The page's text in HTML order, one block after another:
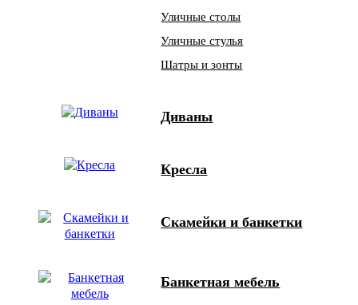
Уличные столы
Уличные стулья
Шатры и зонты
Диваны
Кресла
Скамейки и банкетки
Банкетная мебель